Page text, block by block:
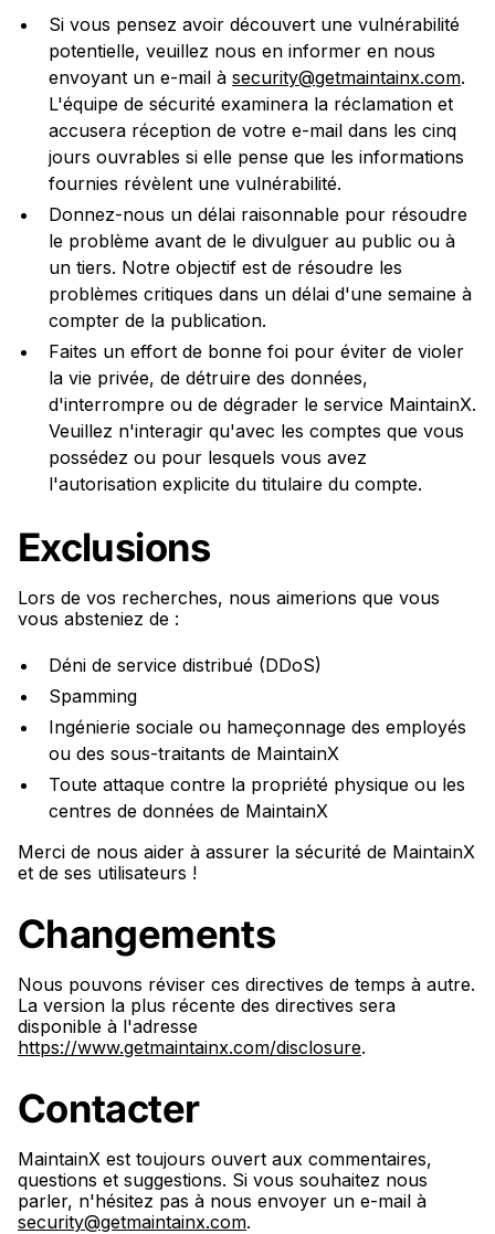
Si vous pensez avoir découvert une vulnérabilité
potentielle, veuillez nous en informer en nous
envoyant un e-mail à security@getmaintainx.com.
L'équipe de sécurité examinera la réclamation et
accusera réception de votre e-mail dans les cinq
jours ouvrables si elle pense que les informations
fournies révèlent une vulnérabilité.
Donnez-nous un délai raisonnable pour résoudre
le problème avant de le divulguer au public ou à
un tiers. Notre objectif est de résoudre les
problèmes critiques dans un délai d'une semaine à
compter de la publication.
Faites un effort de bonne foi pour éviter de violer
la vie privée, de détruire des données,
d'interrompre ou de dégrader le service MaintainX.
Veuillez n'interagir qu'avec les comptes que vous
possédez ou pour lesquels vous avez
l'autorisation explicite du titulaire du compte.
Exclusions
Lors de vos recherches, nous aimerions que vous
vous absteniez de :
Déni de service distribué (DDoS)
Spamming
Ingénierie sociale ou hameçonnage des employés
ou des sous-traitants de MaintainX
Toute attaque contre la propriété physique ou les
centres de données de MaintainX
Merci de nous aider à assurer la sécurité de MaintainX
et de ses utilisateurs !
Changements
Nous pouvons réviser ces directives de temps à autre.
La version la plus récente des directives sera
disponible à l'adresse
https://www.getmaintainx.com/disclosure.
Contacter
MaintainX est toujours ouvert aux commentaires,
questions et suggestions. Si vous souhaitez nous
parler, n'hésitez pas à nous envoyer un e-mail à
security@getmaintainx.com.